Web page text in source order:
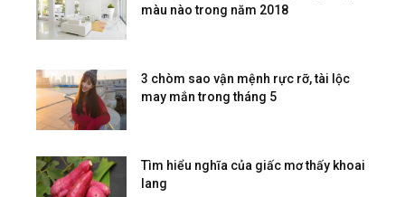
màu nào trong năm 2018
3 chòm sao vận mệnh rực rỡ, tài lộc
may mắn trong tháng 5
Tìm hiểu nghĩa của giấc mơ thấy khoai
lang